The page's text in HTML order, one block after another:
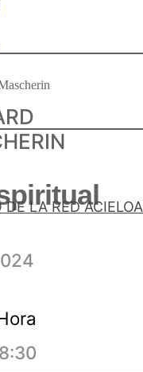
DE LA RED